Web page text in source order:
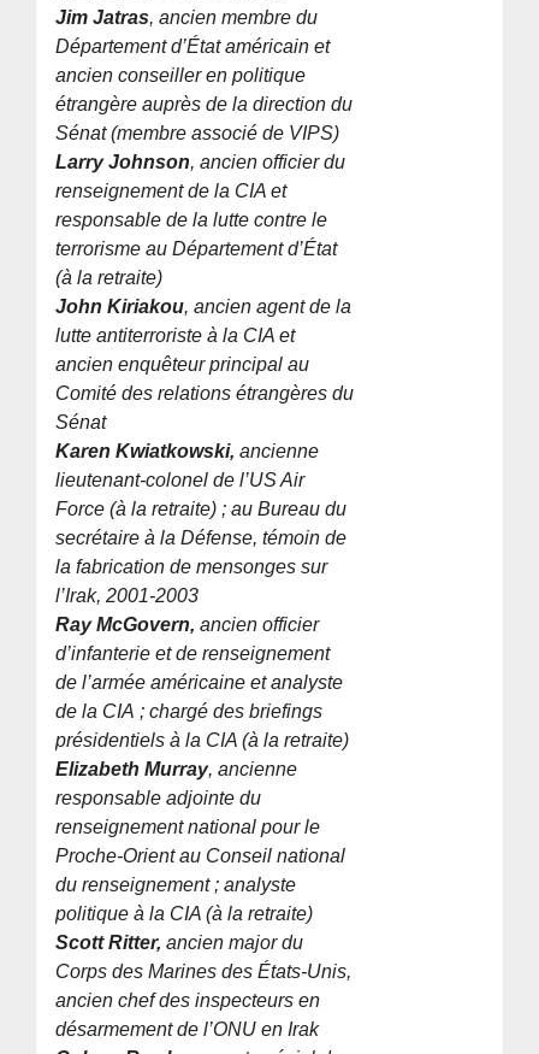
Jim Jatras, ancien membre du
Département d’État américain et
ancien conseiller en politique
étrangère auprès de la direction du
Sénat (membre associé de VIPS)
Larry Johnson, ancien officier du
renseignement de la CIA et
responsable de la lutte contre le
terrorisme au Département d’État
(à la retraite)
John Kiriakou, ancien agent de la
lutte antiterroriste à la CIA et
ancien enquêteur principal au
Comité des relations étrangères du
Sénat
Karen Kwiatkowski, ancienne
lieutenant-colonel de l’US Air
Force (à la retraite) ; au Bureau du
secrétaire à la Défense, témoin de
la fabrication de mensonges sur
l’Irak, 2001-2003
Ray McGovern, ancien officier
d’infanterie et de renseignement
de l’armée américaine et analyste
de la CIA ; chargé des briefings
présidentiels à la CIA (à la retraite)
Elizabeth Murray, ancienne
responsable adjointe du
renseignement national pour le
Proche-Orient au Conseil national
du renseignement ; analyste
politique à la CIA (à la retraite)
Scott Ritter, ancien major du
Corps des Marines des États-Unis,
ancien chef des inspecteurs en
désarmement de l’ONU en Irak